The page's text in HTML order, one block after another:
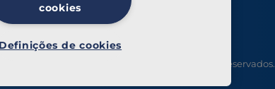
2026 Copyright Ticket Serviços. Todos os direitos reservados.
cookies
Definições de cookies